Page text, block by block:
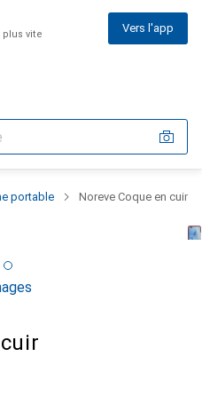
vite Vers l'app
portable Noreve Coque en cuir